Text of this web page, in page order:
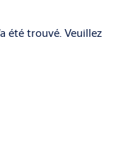
été trouvé. Veuillez